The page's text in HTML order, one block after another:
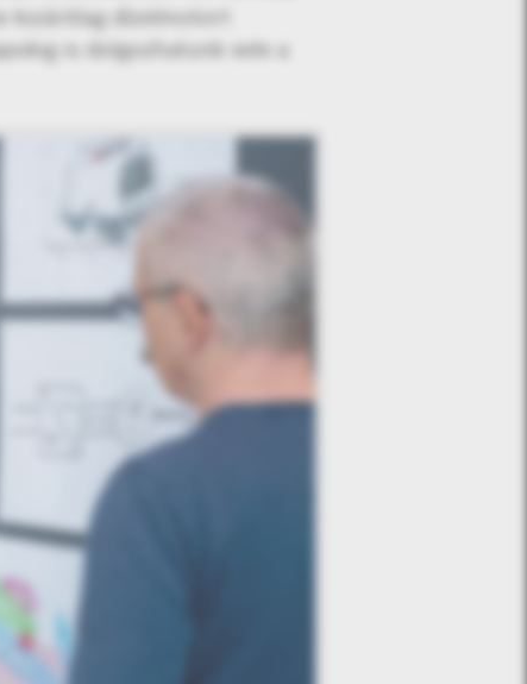
kizárólag dízelmotort
is dolgozhatunk vele a